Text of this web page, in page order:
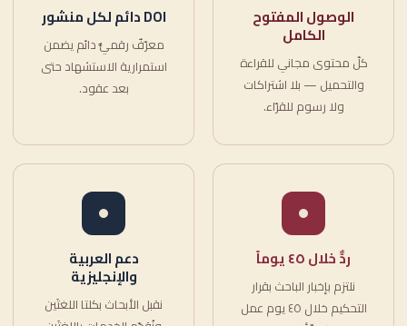
الوصول المفتوح
الكامل
كلّ محتوى مجاني للقراءة
والتحميل — بلا اشتراكات
ولا رسوم للقرّاء.
DOI دائم لكل منشور
معرّفٌ رقميٌّ دائم يضمن
استمرارية الاستشهاد حتى
بعد عقود.
ردٌّ خلال ٤٥ يوماً
نلتزم بإخبار الباحث بقرار
التحكيم خلال ٤٥ يوم عمل
دعم العربية
والإنجليزية
نقبل الأبحاث بكلتا اللغتَين